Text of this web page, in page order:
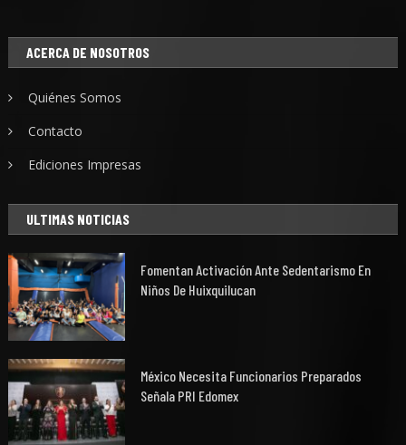
ACERCA DE NOSOTROS
Quiénes Somos
Contacto
Ediciones Impresas
ULTIMAS NOTICIAS
Fomentan Activación Ante Sedentarismo En
Niños De Huixquilucan
México Necesita Funcionarios Preparados
Señala PRI Edomex